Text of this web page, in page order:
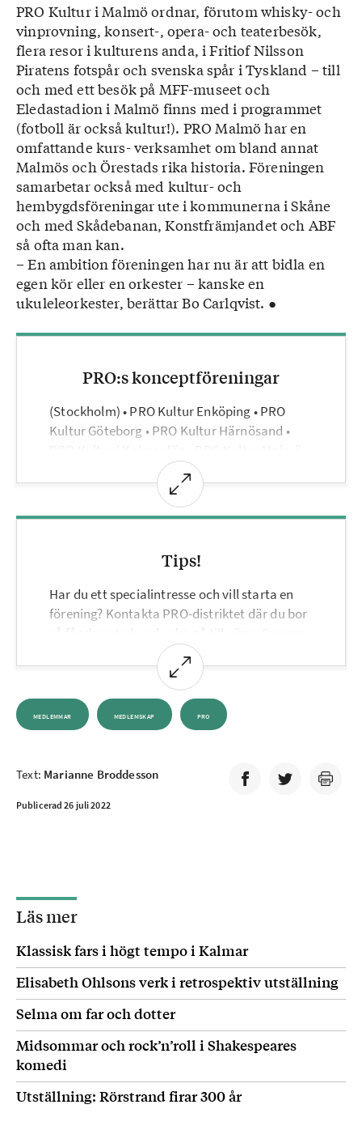
PRO Kultur i Malmö ordnar, förutom whisky- och
vinprovning, konsert-, opera- och teaterbesök,
flera resor i kulturens anda, i Fritiof Nilsson
Piratens fotspår och svenska spår i Tyskland – till
och med ett besök på MFF-museet och
Eledastadion i Malmö finns med i programmet
(fotboll är också kultur!). PRO Malmö har en
omfattande kurs- verksamhet om bland annat
Malmös och Örestads rika historia. Föreningen
samarbetar också med kultur- och
hembygdsföreningar ute i kommunerna i Skåne
och med Skådebanan, Konstfrämjandet och ABF
så ofta man kan.
– En ambition föreningen har nu är att bidla en
egen kör eller en orkester – kanske en
ukuleleorkester, berättar Bo Carlqvist. ●
PRO:s konceptföreningar
(Stockholm) • PRO Kultur Enköping • PRO
Kultur Göteborg • PRO Kultur Härnösand •
PRO Kultur Uppsala • PRO Kultur Värmland •
PRO Kultur Västerås • PRO Kultur Örebro •
PRO Kultur Örnsköldsvik • PRO Kultur Leva
Tips!
Har du ett specialintresse och vill starta en
förening? Kontakta PRO-distriktet där du bor
så får du veta hur du ska gå till väga. Samma
gäller om du vill gå med i en av föreningarna i
artikeln, eller kontakta dem direkt.
MEDLEMMAR MEDLEMSKAP PRO
Text: Marianne Broddesson
Publicerad 26 juli 2022
Läs mer
Klassisk fars i högt tempo i Kalmar
Elisabeth Ohlsons verk i retrospektiv utställning
Selma om far och dotter
Midsommar och rock’n’roll i Shakespeares
komedi
Utställning: Rörstrand firar 300 år